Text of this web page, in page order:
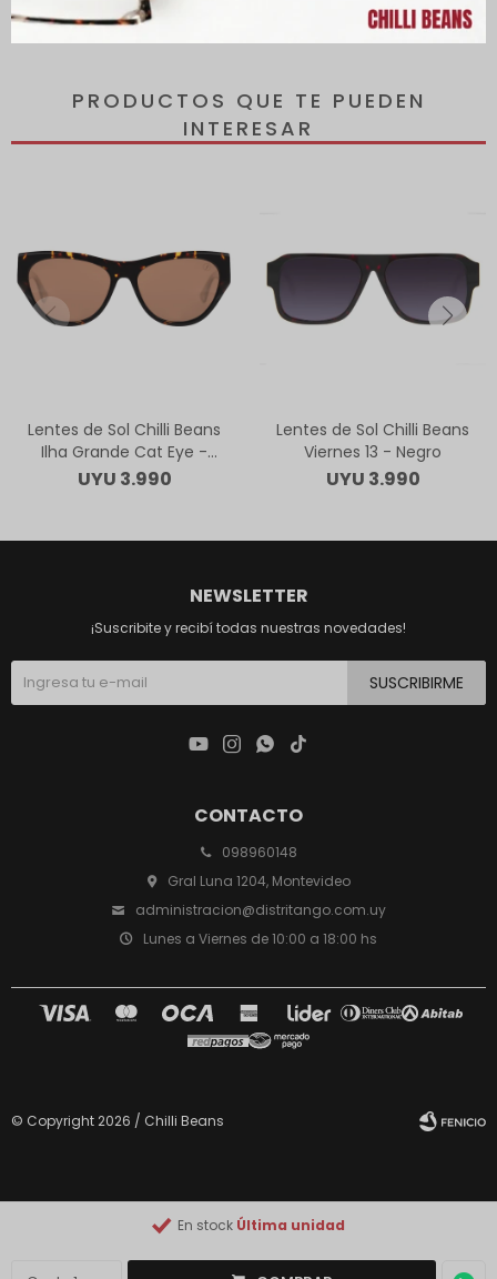
En stock Última unidad
PRODUCTOS QUE TE PUEDEN
INTERESAR
Lentes de Sol Chilli Beans
Ilha Grande Cat Eye -
Animal Print
UYU 3.990
Lentes de Sol Chilli Beans
Viernes 13 - Negro
UYU 3.990
CONTACTO
098960148
Gral Luna 1204, Montevideo
administracion@distritango.com.uy
Lunes a Viernes de 10:00 a 18:00 hs
NEWSLETTER
¡Suscribite y recibí todas nuestras novedades!
SUSCRIBIRME
   
© Copyright 2026 / Chilli Beans
Fenicio